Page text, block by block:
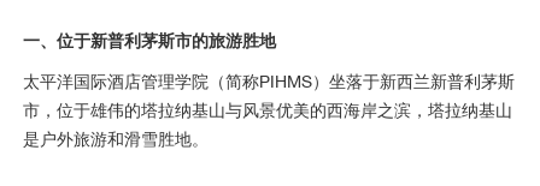
一、位于新普利茅斯市的旅游胜地
太平洋国际酒店管理学院（简称PIHMS）坐落于新西兰新普利茅斯
市，位于雄伟的塔拉纳基山与风景优美的西海岸之滨，塔拉纳基山
是户外旅游和滑雪胜地。